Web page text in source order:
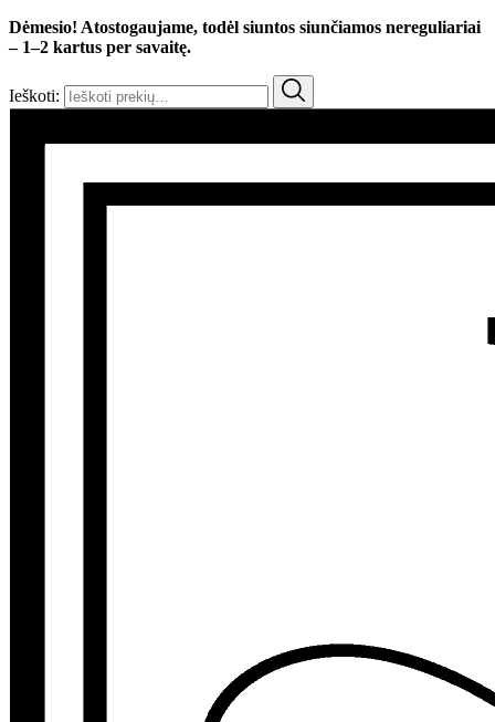
Dėmesio! Atostogaujame, todėl siuntos siunčiamos nereguliariai
– 1–2 kartus per savaitę.
Ieškoti: